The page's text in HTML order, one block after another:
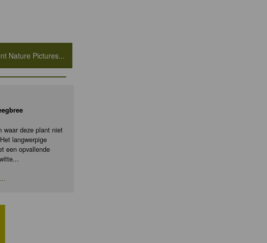
Nature Pictures...
waar deze plant niet
langwerpige
een opvallende